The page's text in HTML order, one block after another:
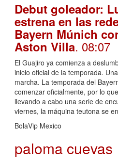
Debut goleador:
estrena en las
Bayern Múnich
Aston Villa. 08:07
El Guajiro ya comienza a
inicio oficial de la temporada.
marcha. La temporada del
comenzar oficialmente, por lo
llevando a cabo una serie de
viernes, la máquina teutona se
BolaVip Mexico
paloma cuevas